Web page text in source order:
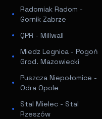
Radomiak Radom -
Gornik Zabrze
QPR - Millwall
Miedz Legnica - Pogoń
Grod. Mazowiecki
Puszcza Niepołomice -
Odra Opole
Stal Mielec - Stal
Rzeszów